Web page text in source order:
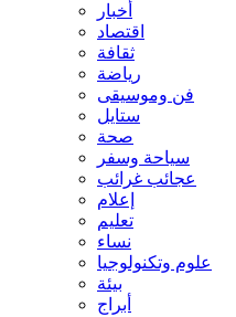
أخبار
اقتصاد
ثقافة
رياضة
فن وموسيقى
ستايل
صحة
سياحة وسفر
عجائب غرائب
إعلام
تعليم
نساء
علوم وتكنولوجيا
بيئة
أبراج